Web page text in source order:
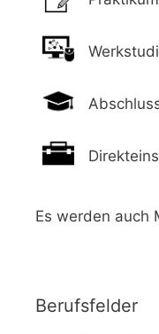
Es werden auch
Berufsfelder